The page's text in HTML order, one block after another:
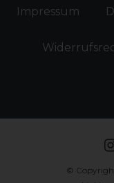
Impressum
©